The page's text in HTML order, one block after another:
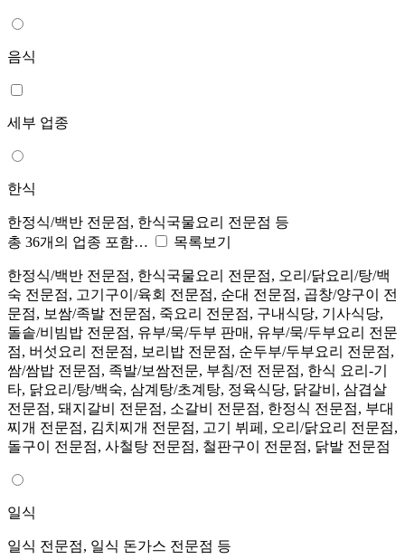
음식
세부 업종
한식
한정식/백반 전문점, 한식국물요리 전문점 등
총 36개의 업종 포함…
목록보기
한정식/백반 전문점, 한식국물요리 전문점, 오리/닭요리/탕/백
숙 전문점, 고기구이/육회 전문점, 순대 전문점, 곱창/양구이 전
문점, 보쌈/족발 전문점, 죽요리 전문점, 구내식당, 기사식당,
돌솥/비빔밥 전문점, 유부/묵/두부 판매, 유부/묵/두부요리 전문
점, 버섯요리 전문점, 보리밥 전문점, 순두부/두부요리 전문점,
쌈/쌈밥 전문점, 족발/보쌈전문, 부침/전 전문점, 한식 요리-기
타, 닭요리/탕/백숙, 삼계탕/초계탕, 정육식당, 닭갈비, 삼겹살
전문점, 돼지갈비 전문점, 소갈비 전문점, 한정식 전문점, 부대
찌개 전문점, 김치찌개 전문점, 고기 뷔페, 오리/닭요리 전문점,
돌구이 전문점, 사철탕 전문점, 철판구이 전문점, 닭발 전문점
일식
일식 전문점, 일식 돈가스 전문점 등